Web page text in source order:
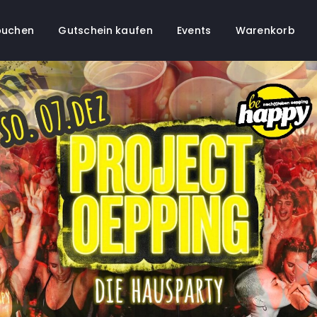
Gutschein kaufen Events Warenkorb